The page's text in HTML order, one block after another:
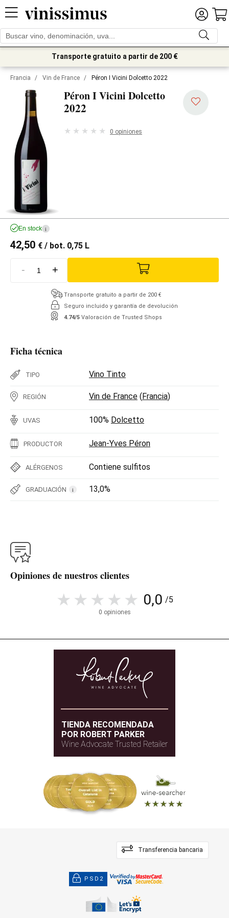
Transporte gratuito a partir de 200 €
Francia / Vin de France / Péron I Vicini Dolcetto 2022
Péron I Vicini Dolcetto
2022
0 opiniones
En stock i
42,50 € / bot. 0,75 L
- +
Transporte gratuito a partir de 200 €
Seguro incluido y garantía de devolución
4.74/5 Valoración de Trusted Shops
Ficha técnica
TIPO Vino Tinto
REGIÓN Vin de France (Francia)
UVAS 100% Dolcetto
PRODUCTOR Jean-Yves Péron
ALÉRGENOS Contiene sulfitos
GRADUACIÓN i 13,0%
Opiniones de nuestros clientes
0,0 /5
0 opiniones
TIENDA RECOMENDADA
POR ROBERT PARKER
Wine Advocate Trusted Retailer
Transferencia bancaria
PSD2